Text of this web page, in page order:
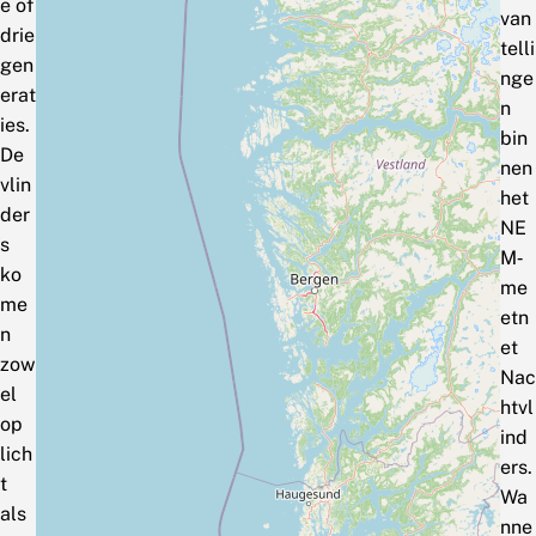
e of
drie
gen
erat
ies.
De
vlin
der
s
ko
me
n
zow
el
op
lich
t
als
van
telli
nge
n
bin
nen
het
NE
M‑
me
etn
et
Nac
htvl
ind
ers.
Wa
nne